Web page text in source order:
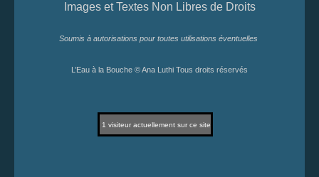
Images et Textes Non Libres de Droits
Soumis à autorisations pour toutes utilisations éventuelles
L’Eau à la Bouche © Ana Luthi Tous droits réservés
1 visiteur actuellement sur ce site